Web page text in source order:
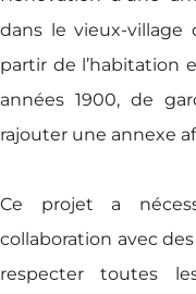
dans le vieux-village
partir de l’habitation
années 1900, de
rajouter une annexe
Ce projet a
collaboration avec
respecter toutes